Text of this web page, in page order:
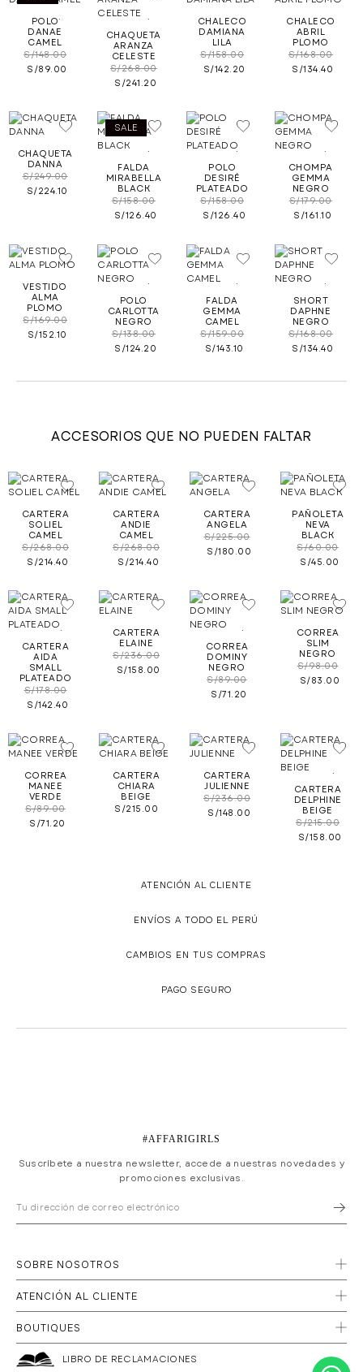
.
POLO
DANAE
CAMEL
S/148.00
S/89.00
.
CHAQUETA
ARANZA
CELESTE
S/268.00
S/241.20
.
CHALECO
DAMIANA
LILA
S/158.00
S/142.20
.
CHALECO
ABRIL
PLOMO
S/168.00
S/134.40
.
CHAQUETA
DANNA
S/249.00
S/224.10
.
SALE
FALDA
MIRABELLA
BLACK
S/158.00
S/126.40
.
POLO
DESIRÉ
PLATEADO
S/158.00
S/126.40
.
CHOMPA
GEMMA
NEGRO
S/179.00
S/161.10
.
VESTIDO
ALMA
PLOMO
S/169.00
S/152.10
.
POLO
CARLOTTA
NEGRO
S/138.00
S/124.20
.
FALDA
GEMMA
CAMEL
S/159.00
S/143.10
.
SHORT
DAPHNE
NEGRO
S/168.00
S/134.40
ACCESORIOS QUE NO PUEDEN FALTAR
.
CARTERA
SOLIEL
CAMEL
S/268.00
S/214.40
.
CARTERA
ANDIE
CAMEL
S/268.00
S/214.40
.
CARTERA
ANGELA
S/225.00
S/180.00
.
PAÑOLETA
NEVA
BLACK
S/60.00
S/45.00
.
CARTERA
AIDA
SMALL
PLATEADO
S/178.00
S/142.40
.
CARTERA
ELAINE
S/236.00
S/158.00
.
CORREA
DOMINY
NEGRO
S/89.00
S/71.20
.
CORREA
SLIM
NEGRO
S/98.00
S/83.00
.
CORREA
MANEE
VERDE
S/89.00
S/71.20
.
CARTERA
CHIARA
BEIGE
S/215.00
.
CARTERA
JULIENNE
S/236.00
S/148.00
.
CARTERA
DELPHINE
BEIGE
S/215.00
S/158.00
ATENCIÓN AL CLIENTE
ENVÍOS A TODO EL PERÚ
CAMBIOS EN TUS COMPRAS
PAGO SEGURO
#AFFARIGIRLS
Suscríbete a nuestra newsletter, accede a nuestras novedades y
promociones exclusivas.
SOBRE NOSOTROS
ATENCIÓN AL CLIENTE
BOUTIQUES
LIBRO DE RECLAMACIONES